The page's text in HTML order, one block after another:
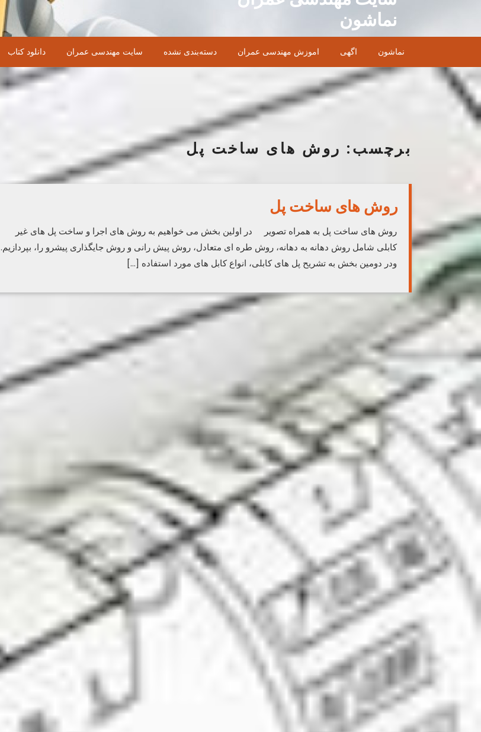
content
نماشون
نماشون اگهی اموزش مهندسی عمران دسته‌بندی نشده سایت مهندسی عمران دانلود کتاب
برچسب: روش های ساخت پل
روش های ساخت پل
روش های ساخت پل به همراه تصویر در اولین بخش می خواهیم به روش های اجرا و ساخت پل های غیر
کابلی شامل روش دهانه به دهانه، روش طره ای متعادل، روش پیش رانی و روش جایگذاری پیشرو را، بپردازیم.
ودر دومین بخش به تشریح پل های کابلی، انواع کابل های مورد استفاده […]